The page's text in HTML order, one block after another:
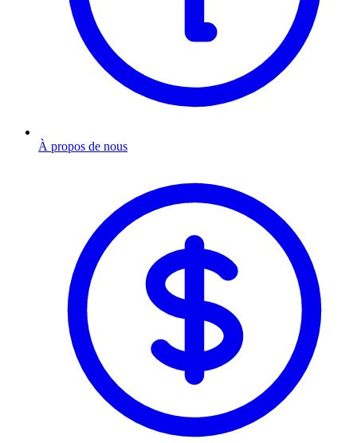
À propos de nous